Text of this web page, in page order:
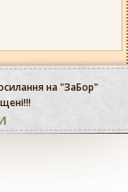
на "ЗаБор"